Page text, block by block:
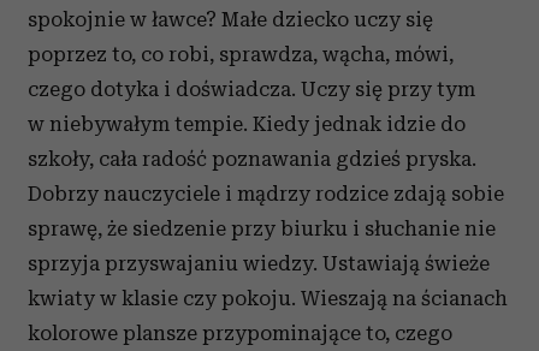
spokojnie w ławce? Małe dziecko uczy się
poprzez to, co robi, sprawdza, wącha, mówi,
czego dotyka i doświadcza. Uczy się przy tym
w niebywałym tempie. Kiedy jednak idzie do
szkoły, cała radość poznawania gdzieś pryska.
Dobrzy nauczyciele i mądrzy rodzice zdają sobie
sprawę, że siedzenie przy biurku i słuchanie nie
sprzyja przyswajaniu wiedzy. Ustawiają świeże
kwiaty w klasie czy pokoju. Wieszają na ścianach
kolorowe plansze przypominające to, czego